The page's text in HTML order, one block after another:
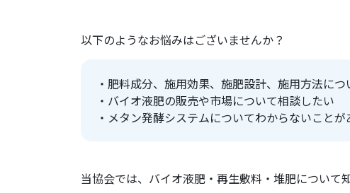
以下のようなお悩みはございませんか？
・肥料成分、施用効果、施肥設計、施用方法に
・バイオ液肥の販売や市場について相談したい
・メタン発酵システムについてわからないことが
当協会では、バイオ液肥・再生敷料・堆肥について